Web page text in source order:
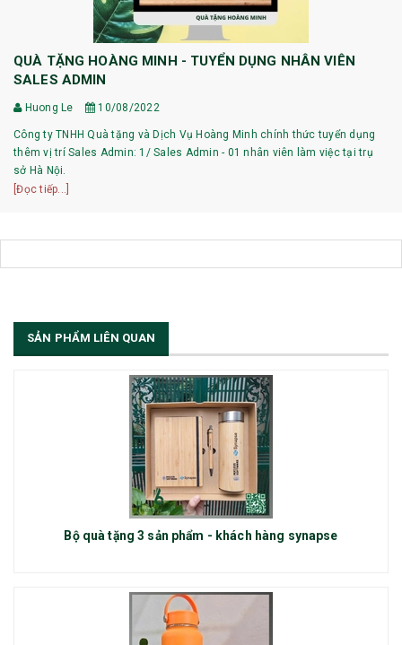
QUÀ TẶNG HOÀNG MINH - TUYỂN DỤNG NHÂN VIÊN
SALES ADMIN
Huong Le 10/08/2022
Công ty TNHH Quà tặng và Dịch Vụ Hoàng Minh chính thức tuyển dụng
thêm vị trí Sales Admin: 1/ Sales Admin - 01 nhân viên làm việc tại trụ
sở Hà Nội.
[Đọc tiếp...]
SẢN PHẨM LIÊN QUAN
Bộ quà tặng 3 sản phẩm - khách hàng synapse